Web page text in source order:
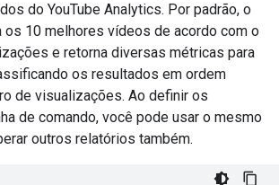
do YouTube Analytics. Por padrão, o
os 10 melhores vídeos de acordo com o
e retorna diversas métricas para
os resultados em ordem
de visualizações. Ao definir os
de comando, você pode usar o mesmo
outros relatórios também.